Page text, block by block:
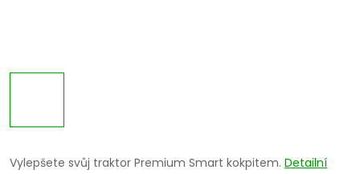
Vylepšete svůj traktor Premium Smart kokpitem. Detailní